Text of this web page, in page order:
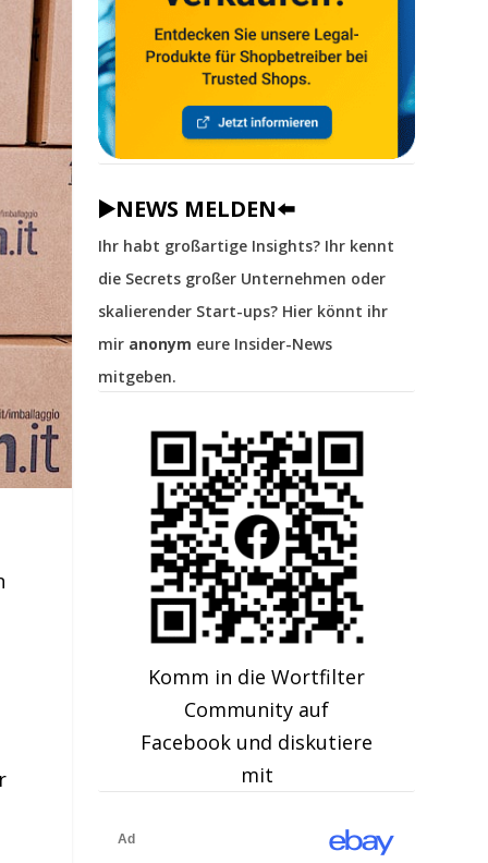
▶️NEWS MELDEN⬅️
Ihr habt großartige Insights? Ihr kennt
die Secrets großer Unternehmen oder
skalierender Start-ups? Hier könnt ihr
mir anonym eure Insider-News
mitgeben.
Komm in die Wortfilter
Community auf
Facebook und diskutiere
mit